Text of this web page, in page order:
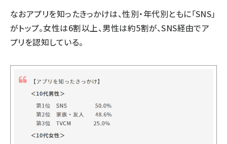
なおアプリを知ったきっかけは、性別・年代別ともに「SNS」
がトップ。女性は6割以上、男性は約5割が、SNS経由でア
プリを認知している。